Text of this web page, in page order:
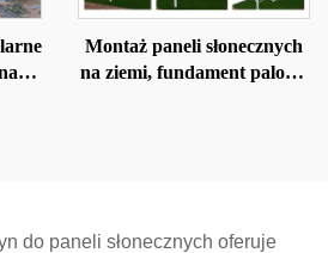
Montaż paneli słonecznych
na ziemi, fundament palowy
do paneli słonecznych oferuje